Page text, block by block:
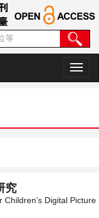
切
换
究
Digital Picture